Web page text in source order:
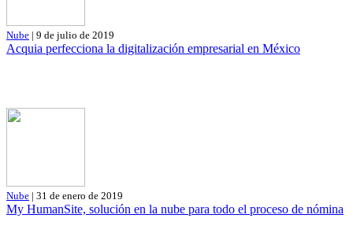
Nube | 9 de julio de 2019
Acquia perfecciona la digitalización empresarial en México
Nube | 31 de enero de 2019
My HumanSite, solución en la nube para todo el proceso de nómina